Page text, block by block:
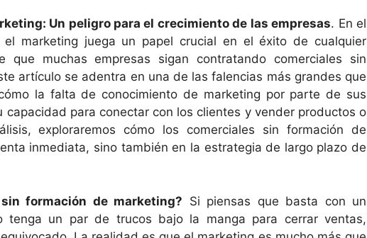
Un peligro para el crecimiento de las empresas. En el
el marketing juega un papel crucial en el éxito de cualquier
que muchas empresas sigan contratando comerciales sin
artículo se adentra en una de las falencias más grandes que
la falta de conocimiento de marketing por parte de sus
para conectar con los clientes y vender productos o
exploraremos cómo los comerciales sin formación de
inmediata, sino también en la estrategia de largo plazo de
formación de marketing? Si piensas que basta con un
tenga un par de trucos bajo la manga para cerrar ventas,